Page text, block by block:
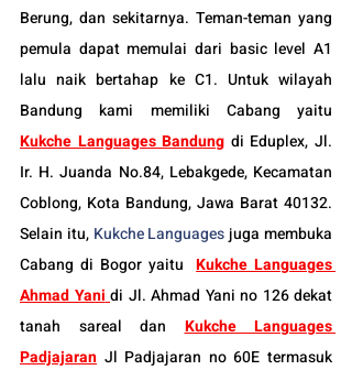
Berung, dan sekitarnya. Teman-teman yang
pemula dapat memulai dari basic level A1
lalu naik bertahap ke C1. Untuk wilayah
Kukche Languages Bandung di Eduplex, Jl.
Ir. H. Juanda No.84, Lebakgede, Kecamatan
Coblong, Kota Bandung, Jawa Barat 40132.
Selain itu, Kukche Languages juga membuka
Cabang di Bogor yaitu Kukche Languages
Ahmad Yani di Jl. Ahmad Yani no 126 dekat
tanah sareal dan Kukche Languages
Padjajaran Jl Padjajaran no 60E termasuk